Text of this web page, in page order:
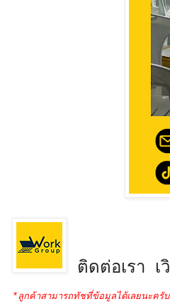
ติดต่อเรา เ
*ลูกค้าสามารถทัชที่ข้อมูลได้เลยนะครั